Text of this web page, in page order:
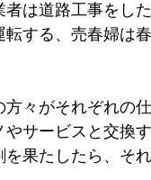
は道路工事をし
転する、売春婦は
々がそれぞれの
やサービスと交換
を果たしたら、そ